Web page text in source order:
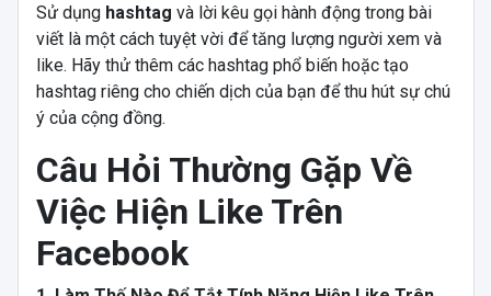
Sử dụng hashtag và lời kêu gọi hành động trong bài
viết là một cách tuyệt vời để tăng lượng người xem và
like. Hãy thử thêm các hashtag phổ biến hoặc tạo
hashtag riêng cho chiến dịch của bạn để thu hút sự chú
ý của cộng đồng.
Câu Hỏi Thường Gặp Về
Việc Hiện Like Trên
Facebook